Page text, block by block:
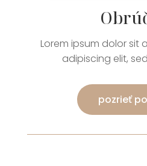
Lorem ipsum dolor sit
adipiscing elit,
pozrieť